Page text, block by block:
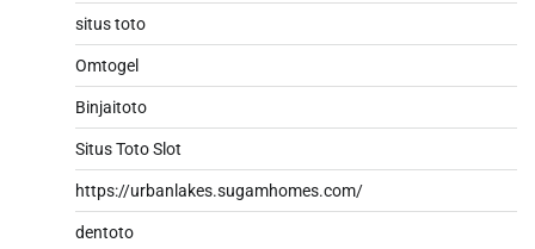
situs toto
Omtogel
Binjaitoto
Situs Toto Slot
https://urbanlakes.sugamhomes.com/
dentoto